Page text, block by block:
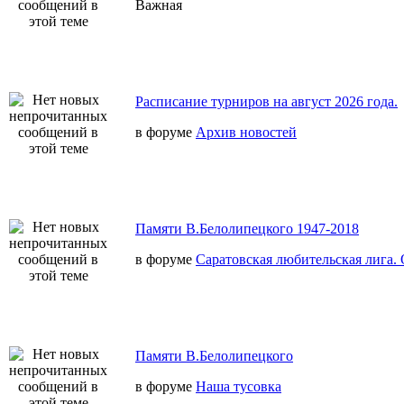
Важная
Расписание турниров на август 2026 года.
в форуме Архив новостей
Памяти В.Белолипецкого 1947-2018
в форуме Саратовская любительская
Памяти В.Белолипецкого
в форуме Наша тусовка